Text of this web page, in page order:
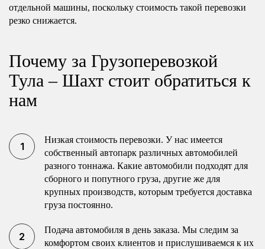
отдельной машины, поскольку стоимость такой перевозки
резко снижается.
Почему за Грузоперевозкой
Тула – Шахт стоит обратиться к
нам
Низкая стоимость перевозки. У нас имеется
собственный автопарк различных автомобилей
разного тоннажа. Какие автомобили подходят для
сборного и попутного груза, другие же для
крупных производств, которым требуется доставка
груза постоянно.
Подача автомобиля в день заказа. Мы следим за
комфортом своих клиентов и прислушиваемся к их